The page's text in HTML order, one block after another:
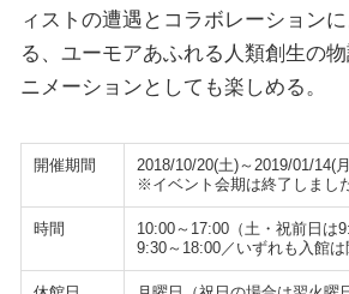
ィストの遭遇とコラボレーション
る、ユーモアあふれる人類創生の
ニメーションとしても楽しめる。
開催期間
2018/10/20(土)～2019/01/14(
※イベント会期は終了しまし
時間
10:00～17:00（土・祝前日は
9:30～18:00／いずれも入館は